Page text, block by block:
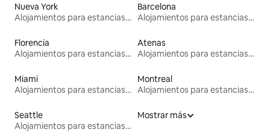
Nueva York
Alojamientos para estancias largas
Barcelona
Alojamientos para estancias largas
Florencia
Alojamientos para estancias largas
Atenas
Alojamientos para estancias largas
Miami
Alojamientos para estancias largas
Montreal
Alojamientos para estancias largas
Seattle
Alojamientos para estancias largas
Mostrar más